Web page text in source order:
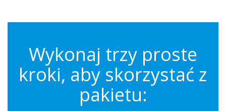
Wykonaj trzy proste
kroki, aby skorzystać z
pakietu: